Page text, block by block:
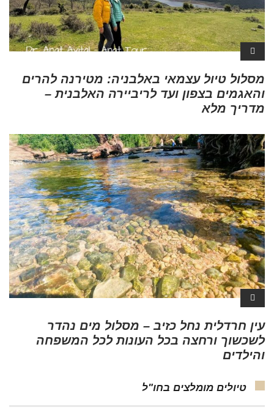
מסלול טיול עצמאי באלבניה: מטירנה להרים
והאגמים בצפון ועד לריביירה האלבנית –
מדריך מלא
עין חרדלית נחל כזיב – מסלול מים נהדר
לשכשוך ורחצה בכל העונות לכל המשפחה
והילדים
טיולים מומלצים בחו"ל